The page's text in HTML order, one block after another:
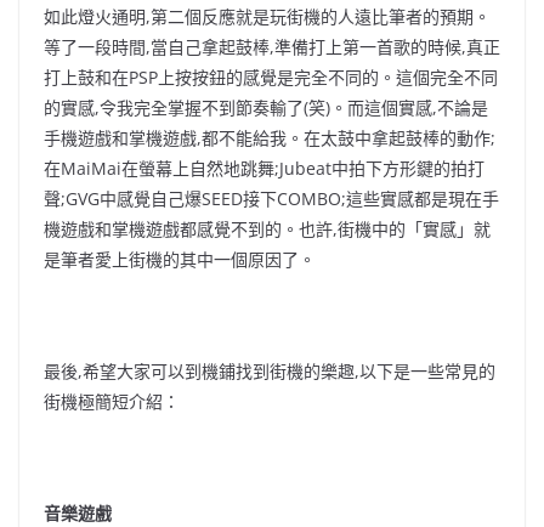
如此燈火通明,第二個反應就是玩街機的人遠比筆者的預期。
等了一段時間,當自己拿起鼓棒,準備打上第一首歌的時候,真正
打上鼓和在PSP上按按鈕的感覺是完全不同的。這個完全不同
的實感,令我完全掌握不到節奏輸了(笑)。而這個實感,不論是
手機遊戲和掌機遊戲,都不能給我。在太鼓中拿起鼓棒的動作;
在MaiMai在螢幕上自然地跳舞;Jubeat中拍下方形鍵的拍打
聲;GVG中感覺自己爆SEED接下COMBO;這些實感都是現在手
機遊戲和掌機遊戲都感覺不到的。也許,街機中的「實感」就
是筆者愛上街機的其中一個原因了。
最後,希望大家可以到機鋪找到街機的樂趣,以下是一些常見的
街機極簡短介紹：
音樂遊戲